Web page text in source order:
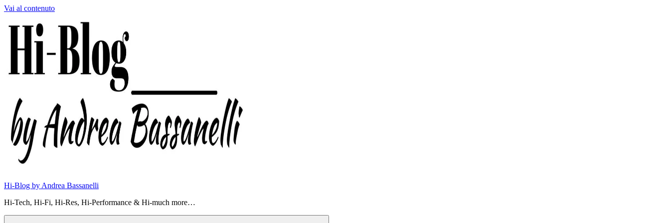
Vai al contenuto
Hi-Blog by Andrea Bassanelli
Hi-Tech, Hi-Fi, Hi-Res, Hi-Performance & Hi-much more…